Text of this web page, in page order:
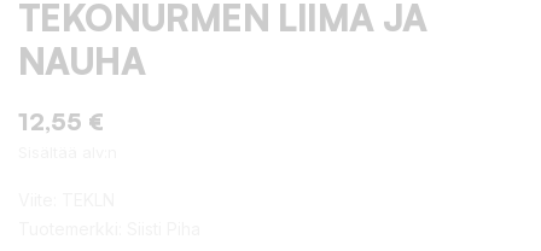
TEKONURMEN LIIMA JA
NAUHA
12,55 €